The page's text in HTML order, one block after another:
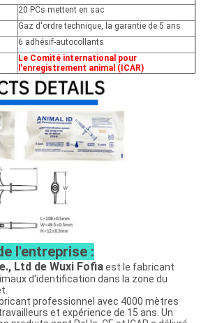
20 PCs mettent en sac
Gaz d'ordre technique, la garantie de 5 ans
6 adhésif-autocollants
Le Comité international pour
l'enregistrement animal (ICAR)
l'entreprise :
Ltd de Wuxi Fofiaest le fabricant
d'identification dans la zone du
professionnel avec 4000 mètres
et expérience de 15 ans. Un